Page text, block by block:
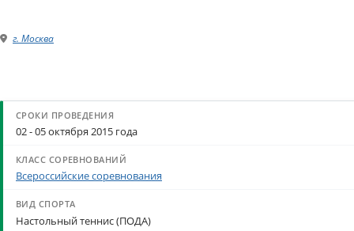
г. Москва
02 - 05 октября 2015 года
Всероссийские соревнования
Настольный теннис (ПОДА)